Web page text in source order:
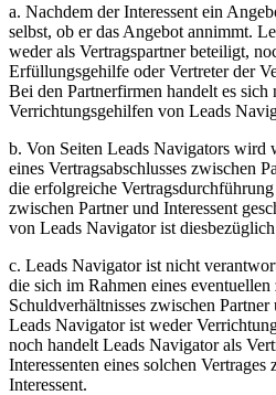
a. Nachdem der Interessent ein
selbst, ob er das Angebot annimmt.
weder als Vertragspartner beteiligt,
Erfüllungsgehilfe oder Vertreter der
Bei den Partnerfirmen handelt es
Verrichtungsgehilfen von Leads
b. Von Seiten Leads Navigators wird
eines Vertragsabschlusses zwischen
die erfolgreiche
zwischen Partner und Interessent
von Leads Navigator ist diesbezüglich
c. Leads Navigator ist nicht
die sich im Rahmen eines eventuellen
Schuldverhältnisses zwischen Partner
Leads Navigator ist weder
noch handelt Leads Navigator als
Interessenten eines solchen Vertrages
Interessent.